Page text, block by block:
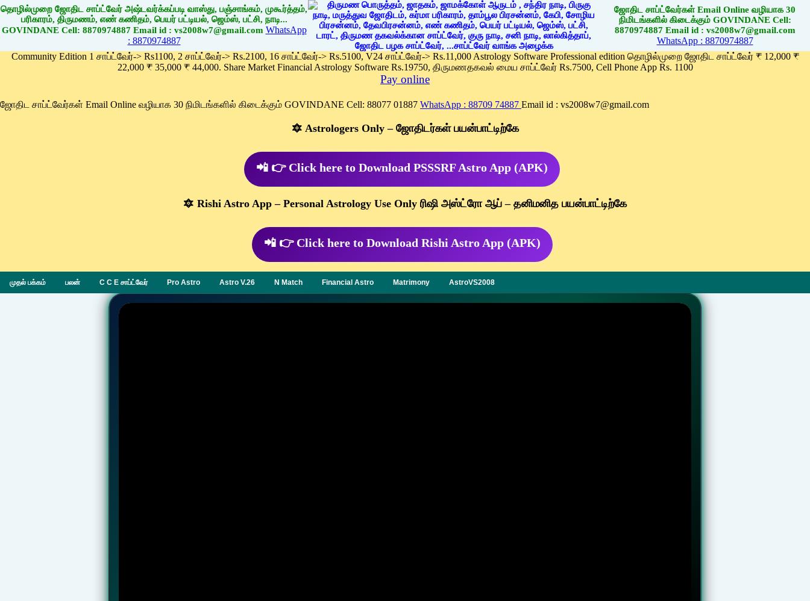
தொழில்முறை ஜோதிட சாப்ட்வேர் அஷ்டவர்க்கப்படி வாஸ்து, பஞ்சாங்கம், முகூர்த்தம்,
பரிகாரம், திருமணம், எண் கணிதம், பெயர் பட்டியல், ஜெம்ஸ், பட்சி, நாடி...
GOVINDANE Cell: 8870974887 Email id : vs2008w7@gmail.com WhatsApp
: 8870974887
ஜோதிட சாப்ட்வேர்கள் Email Online வழியாக 30
நிமிடங்களில் கிடைக்கும் GOVINDANE Cell:
8870974887 Email id : vs2008w7@gmail.com
WhatsApp : 8870974887
Community Edition 1 சாப்ட்வேர்-> Rs1100, 2 சாப்ட்வேர்-> Rs.2100, 16 சாப்ட்வேர்-> Rs.5100, V24 சாப்ட்வேர்-> Rs.11,000 Astrology Software Professional edition தொழில்முறை ஜோதிட சாப்ட்வேர் ₹ 12,000 ₹
22,000 ₹ 35,000 ₹ 44,000. Share Market Financial Astrology Software Rs.19750, திருமணதகவல் மைய சாப்ட்வேர் Rs.7500, Cell Phone App Rs. 1100
Pay online
ஜோதிட சாப்ட்வேர்கள் Email Online வழியாக 30 நிமிடங்களில் கிடைக்கும் GOVINDANE Cell: 88077 01887 WhatsApp : 88709 74887 Email id : vs2008w7@gmail.com
🔯 Astrologers Only – ஜோதிடர்கள் பயன்பாட்டிற்கே
📲 👉 Click here to Download PSSSRF Astro App (APK)
🔯 Rishi Astro App – Personal Astrology Use Only ரிஷி அஸ்ட்ரோ ஆப் – தனிமனித பயன்பாட்டிற்கே
📲 👉 Click here to Download Rishi Astro App (APK)
முதல் பக்கம் பலன் C C E சாப்ட்வேர் Pro Astro Astro V.26 N Match Financial Astro Matrimony AstroVS2008